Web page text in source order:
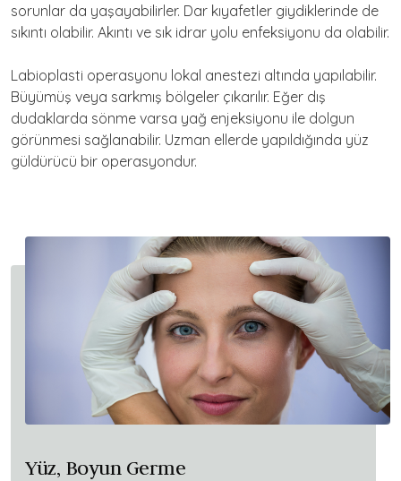
sorunlar da yaşayabilirler. Dar kıyafetler giydiklerinde de
sıkıntı olabilir. Akıntı ve sık idrar yolu enfeksiyonu da olabilir.
Labioplasti operasyonu lokal anestezi altında yapılabilir.
Büyümüş veya sarkmış bölgeler çıkarılır. Eğer dış
dudaklarda sönme varsa yağ enjeksiyonu ile dolgun
görünmesi sağlanabilir. Uzman ellerde yapıldığında yüz
güldürücü bir operasyondur.
Yüz, Boyun Germe